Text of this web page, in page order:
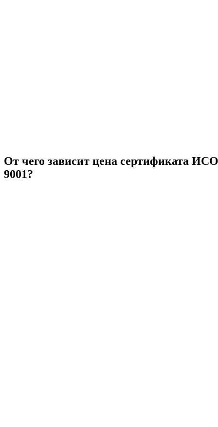
От чего зависит цена сертификата ИСО
9001?